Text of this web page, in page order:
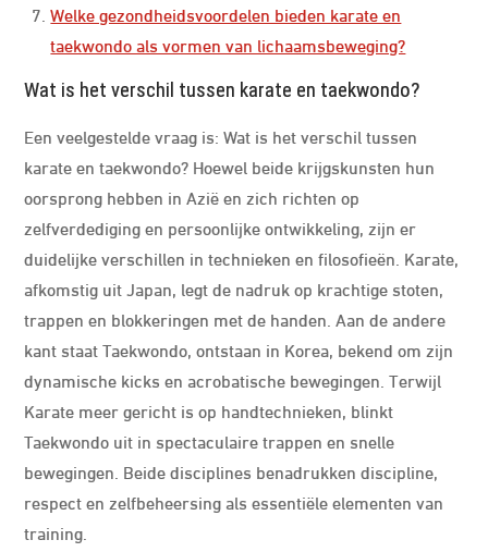
Welke gezondheidsvoordelen bieden karate en
taekwondo als vormen van lichaamsbeweging?
Wat is het verschil tussen karate en taekwondo?
Een veelgestelde vraag is: Wat is het verschil tussen
karate en taekwondo? Hoewel beide krijgskunsten hun
oorsprong hebben in Azië en zich richten op
zelfverdediging en persoonlijke ontwikkeling, zijn er
duidelijke verschillen in technieken en filosofieën. Karate,
afkomstig uit Japan, legt de nadruk op krachtige stoten,
trappen en blokkeringen met de handen. Aan de andere
kant staat Taekwondo, ontstaan in Korea, bekend om zijn
dynamische kicks en acrobatische bewegingen. Terwijl
Karate meer gericht is op handtechnieken, blinkt
Taekwondo uit in spectaculaire trappen en snelle
bewegingen. Beide disciplines benadrukken discipline,
respect en zelfbeheersing als essentiële elementen van
training.